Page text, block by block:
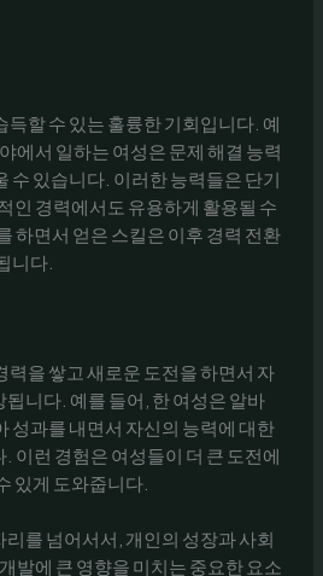
득할 수 있는 훌륭한 기회입니다. 예
에서 일하는 여성은 문제 해결 능력
수 있습니다. 이러한 능력들은 단기
인 경력에서도 유용하게 활용될 수
하면서 얻은 스킬은 이후 경력 전환
니다.
력을 쌓고 새로운 도전을 하면서 자
니다. 예를 들어, 한 여성은 알바
성과를 내면서 자신의 능력에 대한
이런 경험은 여성들이 더 큰 도전에
있게 도와줍니다.
를 넘어서서, 개인의 성장과 사회
발에 큰 영향을 미치는 중요한 요소